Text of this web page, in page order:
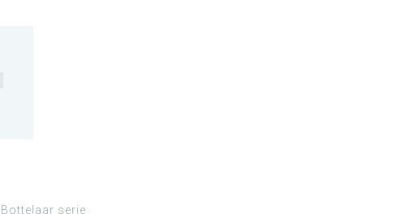
Bottelaar serie